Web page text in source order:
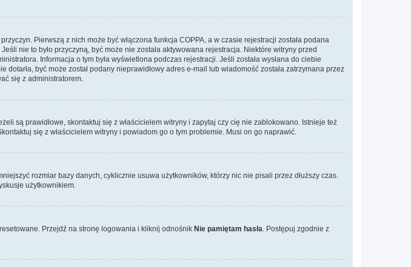
Pierwszą z nich może być włączona funkcja COPPA, a w czasie rejestracji została podana
nie to było przyczyną, być może nie została aktywowana rejestracja. Niektóre witryny przed
Informacja o tym była wyświetlona podczas rejestracji. Jeśli została wysłana do ciebie
być może został podany nieprawidłowy adres e-mail lub wiadomość została zatrzymana przez
się z administratorem.
są prawidłowe, skontaktuj się z właścicielem witryny i zapytaj czy cię nie zablokowano. Istnieje też
się z właścicielem witryny i powiadom go o tym problemie. Musi on go naprawić.
rozmiar bazy danych, cyklicznie usuwa użytkowników, którzy nic nie pisali przez dłuższy czas.
użytkownikiem.
Przejdź na stronę logowania i kliknij odnośnik Nie pamiętam hasła . Postępuj zgodnie z